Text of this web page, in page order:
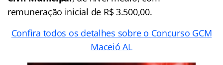
remuneração inicial de R$ 3.500,00.
Confira todos os detalhes sobre o Concurso GCM
Maceió AL